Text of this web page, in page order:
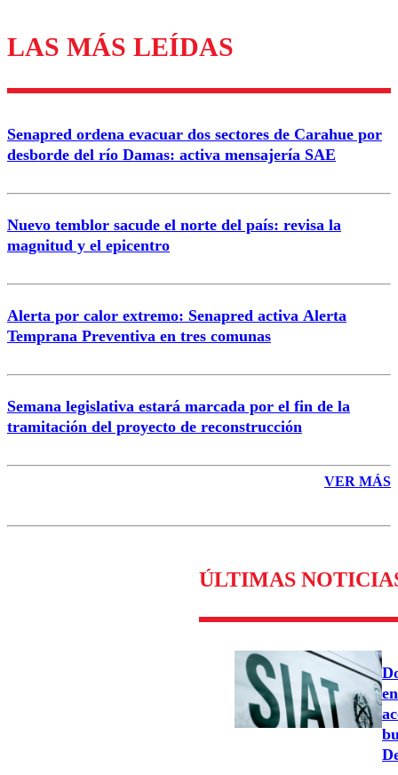
Los comentarios son moderados para garantizar un
diálogo respetuoso.
Nombre
Correo
LAS MÁS LEÍDAS
Senapred ordena evacuar dos sectores de Carahue por
desborde del río Damas: activa mensajería SAE
Nuevo temblor sacude el norte del país: revisa la
magnitud y el epicentro
Alerta por calor extremo: Senapred activa Alerta
Temprana Preventiva en tres comunas
Semana legislativa estará marcada por el fin de la
tramitación del proyecto de reconstrucción
VER MÁS
ÚLTIMAS